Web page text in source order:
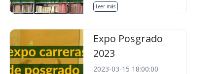
Leer más
Expo Posgrado
2023
2023-03-15 18:00:00